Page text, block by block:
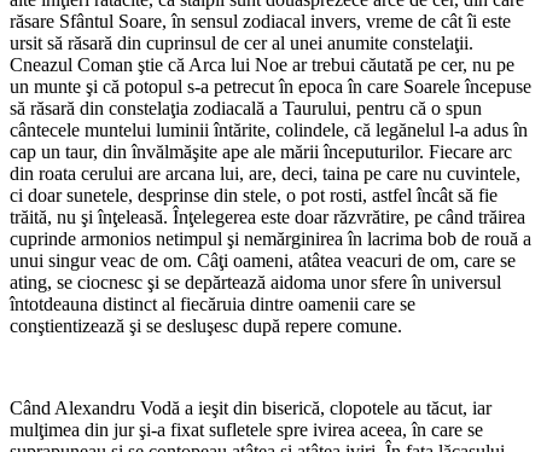
răsare Sfântul Soare, în sensul zodiacal invers, vreme de cât îi este
ursit să răsară din cuprinsul de cer al unei anumite constelaţii.
Cneazul Coman ştie că Arca lui Noe ar trebui căutată pe cer, nu pe
un munte şi că potopul s-a petrecut în epoca în care Soarele începuse
să răsară din constelaţia zodiacală a Taurului, pentru că o spun
cântecele muntelui luminii întărite, colindele, că legănelul l-a adus în
cap un taur, din învălmăşite ape ale mării începuturilor. Fiecare arc
din roata cerului are arcana lui, are, deci, taina pe care nu cuvintele,
ci doar sunetele, desprinse din stele, o pot rosti, astfel încât să fie
trăită, nu şi înţeleasă. Înţelegerea este doar răzvrătire, pe când trăirea
cuprinde armonios netimpul şi nemărginirea în lacrima bob de rouă a
unui singur veac de om. Câţi oameni, atâtea veacuri de om, care se
ating, se ciocnesc şi se depărtează aidoma unor sfere în universul
întotdeauna distinct al fiecăruia dintre oamenii care se
conştientizează şi se desluşesc după repere comune.
Când Alexandru Vodă a ieşit din biserică, clopotele au tăcut, iar
mulţimea din jur şi-a fixat sufletele spre ivirea aceea, în care se